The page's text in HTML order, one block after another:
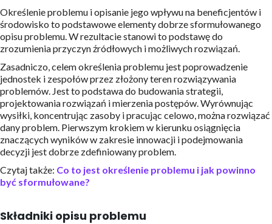
Określenie problemu i opisanie jego wpływu na beneficjentów i
środowisko to podstawowe elementy dobrze sformułowanego
opisu problemu. W rezultacie stanowi to podstawę do
zrozumienia przyczyn źródłowych i możliwych rozwiązań.
Zasadniczo, celem określenia problemu jest poprowadzenie
jednostek i zespołów przez złożony teren rozwiązywania
problemów. Jest to podstawa do budowania strategii,
projektowania rozwiązań i mierzenia postępów. Wyrównując
wysiłki, koncentrując zasoby i pracując celowo, można rozwiązać
dany problem. Pierwszym krokiem w kierunku osiągnięcia
znaczących wyników w zakresie innowacji i podejmowania
decyzji jest dobrze zdefiniowany problem.
Czytaj także: Co to jest określenie problemu i jak powinno
być sformułowane?
Składniki opisu problemu